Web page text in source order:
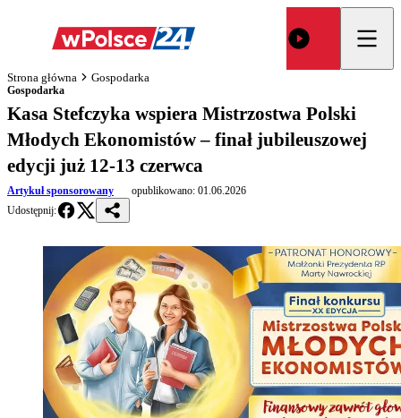
Strona główna Gospodarka
Gospodarka
Kasa Stefczyka wspiera Mistrzostwa Polski
Młodych Ekonomistów – finał jubileuszowej
edycji już 12-13 czerwca
Artykuł sponsorowany opublikowano: 01.06.2026
Udostępnij: